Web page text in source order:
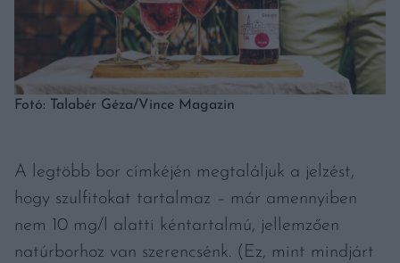
Fotó: Talabér Géza/Vince Magazin
A legtöbb bor címkéjén megtaláljuk a jelzést,
hogy szulfitokat tartalmaz – már amennyiben
nem 10 mg/l alatti kéntartalmú, jellemzően
natúrborhoz van szerencsénk. (Ez, mint mindjárt